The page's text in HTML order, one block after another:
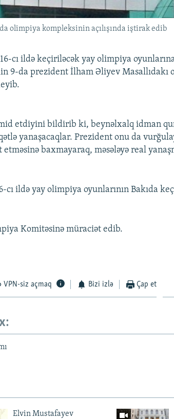
olimpiya kompleksinin açılışında iştirak edib
cı ildə keçiriləcək yay olimpiya
9-da prezident İlham Əliyev Masallıdakı
etdiyini bildirib ki, beynəlxalq idman
yanaşacaqlar. Prezident onu da
baxmayaraq, məsələyə real
cı ildə yay olimpiya oyunlarının Bakıda
Komitəsinə müraciət edib.
VPN-siz açmaq Bizi izlə Çap et
Elvin Mustafayev